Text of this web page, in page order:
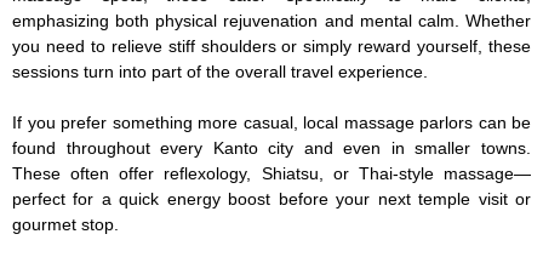
emphasizing both physical rejuvenation and mental calm. Whether
you need to relieve stiff shoulders or simply reward yourself, these
sessions turn into part of the overall travel experience.
If you prefer something more casual, local massage parlors can be
found throughout every Kanto city and even in smaller towns.
These often offer reflexology, Shiatsu, or Thai-style massage—
perfect for a quick energy boost before your next temple visit or
gourmet stop.